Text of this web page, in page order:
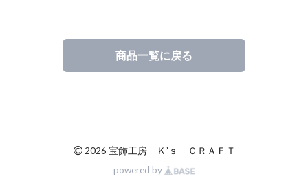
商品一覧に戻る
© 2026 宝飾工房 Ｋ’ｓ ＣＲＡＦＴ
powered by